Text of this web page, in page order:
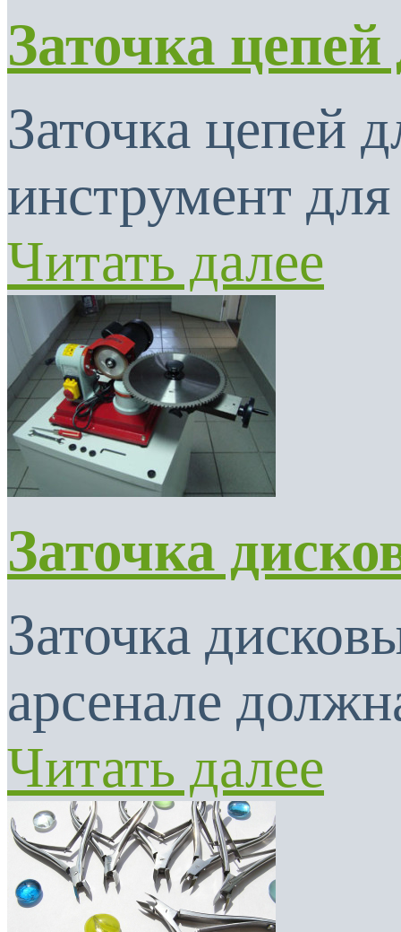
Заточка
Заточка цепей
инструмент
Читать далее
Заточка
Заточка
арсенале
Читать далее